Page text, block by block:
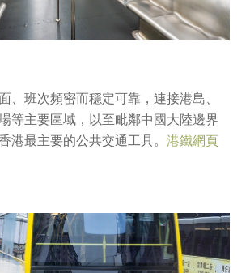
、班次頻密而穩定可靠，連接港島、
等主要區域，以至毗鄰中國大陸邊界
港最主要的公共交通工具。 港鐵網頁